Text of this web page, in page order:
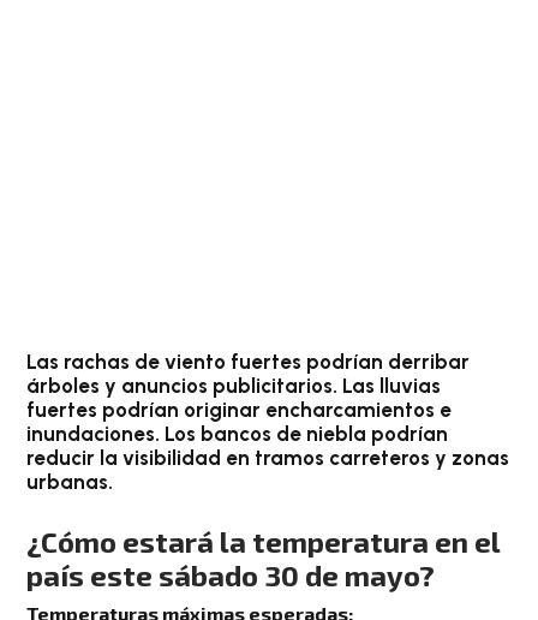
Las rachas de viento fuertes podrían derribar
árboles y anuncios publicitarios. Las lluvias
fuertes podrían originar encharcamientos e
inundaciones. Los bancos de niebla podrían
reducir la visibilidad en tramos carreteros y zonas
urbanas.
¿Cómo estará la temperatura en el
país este sábado 30 de mayo?
Temperaturas máximas esperadas: